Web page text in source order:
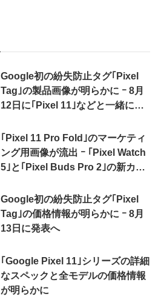
Google初の紛失防止タグ｢Pixel
Tag｣の製品画像が明らかに ｰ 8月
12日に｢Pixel 11｣などと一緒に発
｢Pixel 11 Pro Fold｣のマーケティ
ング用画像が流出 ｰ ｢Pixel Watch
5｣と｢Pixel Buds Pro 2｣の新カラ
Google初の紛失防止タグ｢Pixel
Tag｣の価格情報が明らかに ｰ 8月
13日に発表へ
｢Google Pixel 11｣シリーズの詳細
なスペックと全モデルの価格情報
が明らかに